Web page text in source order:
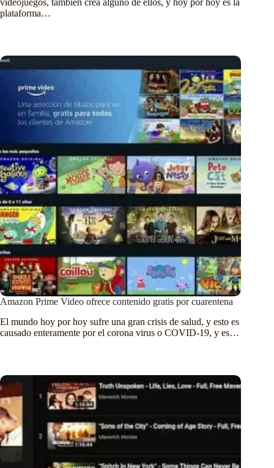
vídeojuegos, también crea alguno de ellos, y hoy por hoy es la
plataforma…
Amazon Prime Video ofrece contenido gratis por cuarentena
El mundo hoy por hoy sufre una gran crisis de salud, y esto es
causado enteramente por el corona virus o COVID-19, y es…